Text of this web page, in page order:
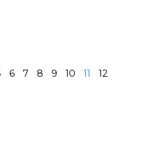
6 7 8 9 10 11 12